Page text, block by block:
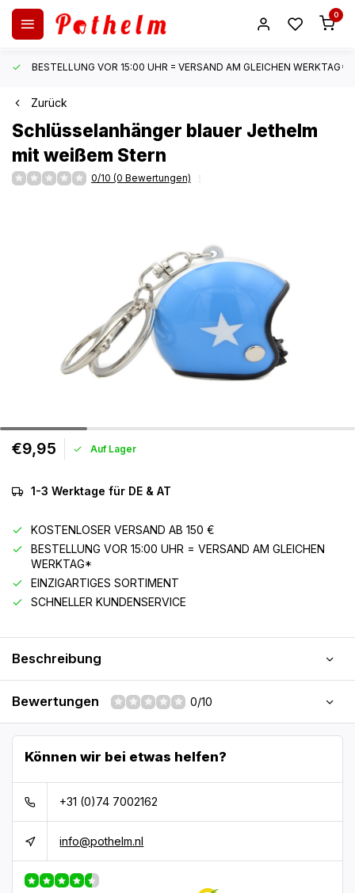
0
BESTELLUNG VOR 15:00 UHR = VERSAND AM GLEICHEN WERKTAG*
Zurück
Schlüsselanhänger blauer Jethelm
mit weißem Stern
0/10 (0 Bewertungen)
€9,95 Auf Lager
1-3 Werktage für DE & AT
KOSTENLOSER VERSAND AB 150 €
BESTELLUNG VOR 15:00 UHR = VERSAND AM GLEICHEN
WERKTAG*
EINZIGARTIGES SORTIMENT
SCHNELLER KUNDENSERVICE
Beschreibung
Bewertungen 0/10
Können wir bei etwas helfen?
+31 (0)74 7002162
info@pothelm.nl